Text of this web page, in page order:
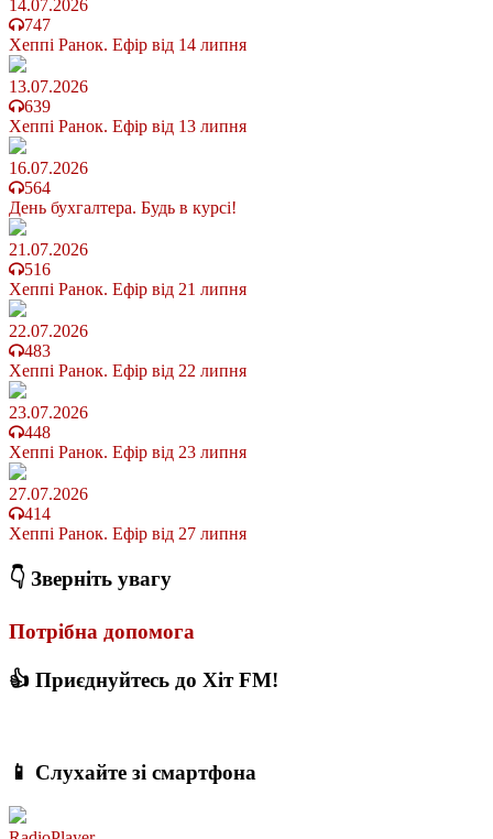
14.07.2026
747
Хеппі Ранок. Ефір від 14 липня
13.07.2026
639
Хеппі Ранок. Ефір від 13 липня
16.07.2026
564
День бухгалтера. Будь в курсі!
21.07.2026
516
Хеппі Ранок. Ефір від 21 липня
22.07.2026
483
Хеппі Ранок. Ефір від 22 липня
23.07.2026
448
Хеппі Ранок. Ефір від 23 липня
27.07.2026
414
Хеппі Ранок. Ефір від 27 липня
👇 Зверніть увагу
Потрібна допомога
👍 Приєднуйтесь до Хіт FM!
📱 Слухайте зі смартфона